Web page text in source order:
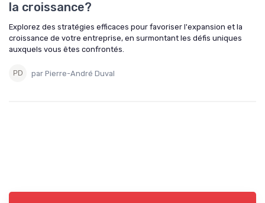
la croissance?
Explorez des stratégies efficaces pour favoriser l'expansion et la
croissance de votre entreprise, en surmontant les défis uniques
auxquels vous êtes confrontés.
par Pierre-André Duval